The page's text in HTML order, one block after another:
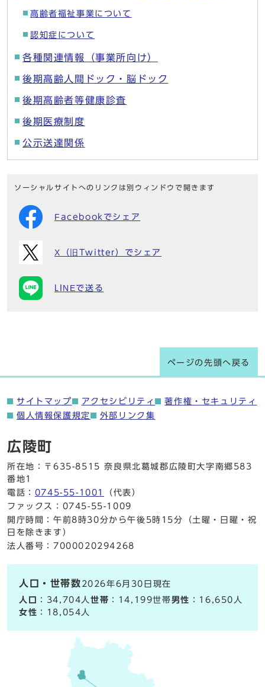
高齢者福祉事業について
認知症について
各種関連情報（事業所向け）
後期高齢人間ドック・脳ドック
後期高齢者等健康診査
後期医療制度
公示送達関係
ソーシャルサイトへのリンクは別ウィンドウで開きます
Facebookでシェア
X（旧Twitter）でシェア
LINEで送る
ページの先頭へ戻る
サイトマップ アクセシビリティ
著作権・セキュリティ
個人情報保護規定
外部リンク集
広陵町
所在地：〒635-8515 奈良県北葛城郡広陵町大字南郷583
番地1
電話： 0745-55-1001
（代表）
ファックス：0745-55-1009
開庁時間：午前8時30分から午後5時15分（土曜・日曜・祝
日を除きます）
法人番号：7000020294268
人口・世帯数 2026年6月30日現在
人口
：34,704人世帯 ：14,199世帯男性 ：16,650人
女性 ：18,054人